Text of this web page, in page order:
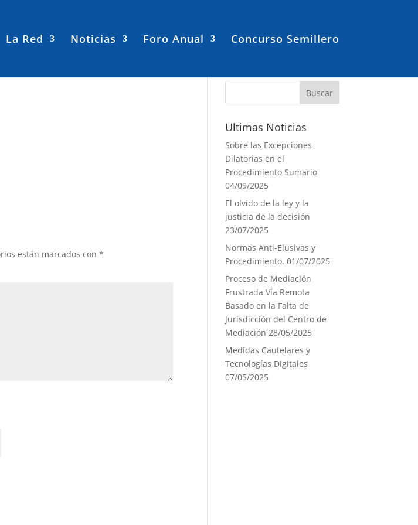
La Red Noticias Foro Anual Concurso Semillero
están marcados con*
Ultimas Noticias
Sobre las Excepciones
Dilatorias en el
Procedimiento Sumario
04/09/2025
El olvido de la ley y la
justicia de la decisión
23/07/2025
Normas Anti-Elusivas y
Procedimiento. 01/07/2025
Proceso de Mediación
Frustrada Vía Remota
Basado en la Falta de
Jurisdicción del Centro de
Mediación 28/05/2025
Medidas Cautelares y
Tecnologías Digitales
07/05/2025